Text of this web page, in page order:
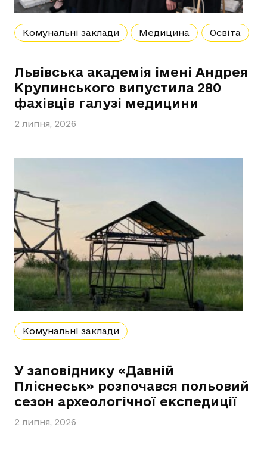
Комунальні заклади Медицина Освіта
Львівська академія імені Андрея
Крупинського випустила 280
фахівців галузі медицини
2 липня, 2026
Комунальні заклади
У заповіднику «Давній
Пліснеськ» розпочався польовий
сезон археологічної експедиції
2 липня, 2026